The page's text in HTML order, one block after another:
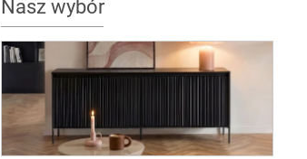
Nasz wybór